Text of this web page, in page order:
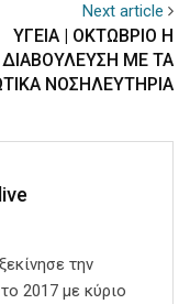
Next article
ΥΓΕΙΑ | ΟΚΤΩΒΡΙΟ Η
ΔΙΑΒΟΥΛΕΥΣΗ ΜΕ ΤΑ
ΝΟΣΗΛΕΥΤΗΡΙΑ
την
2017 με κύριο